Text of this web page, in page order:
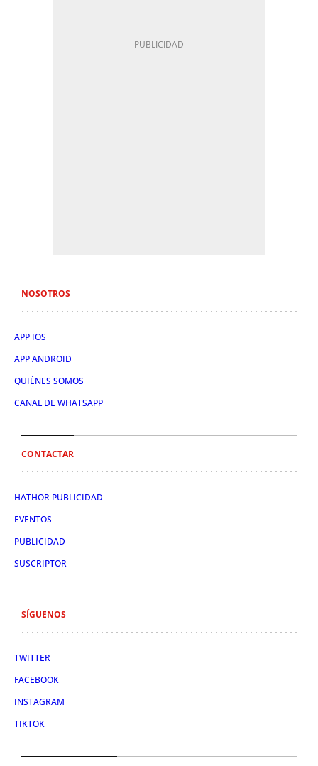
NOSOTROS
APP IOS
APP ANDROID
QUIÉNES SOMOS
CANAL DE WHATSAPP
CONTACTAR
HATHOR PUBLICIDAD
EVENTOS
PUBLICIDAD
SUSCRIPTOR
SÍGUENOS
TWITTER
FACEBOOK
INSTAGRAM
TIKTOK